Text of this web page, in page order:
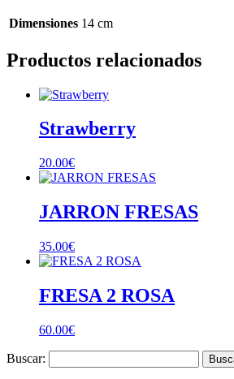
Dimensiones 14 cm
Productos relacionados
Strawberry
20.00€
JARRON FRESAS
35.00€
FRESA 2 ROSA
60.00€
Buscar: